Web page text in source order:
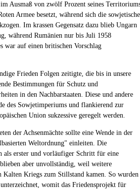
Ausmaß von zwölf Prozent seines
Armee besetzt, während sich die
Im krassen Gegensatz dazu blieb Ungarn
während Rumänien nur bis Juli 1958
war auf einen britischen Vorschlag
Frieden Folgen zeitigte, die bis in unsere
Bestimmungen für Schutz und
in den Nachbarstaaten. Diese und andere
des Sowjetimperiums und flankierend zur
Union sukzessive geregelt werden.
der Achsenmächte sollte eine Wende in der
Weltordnung" einleiten. Die
als erster und vorläufiger Schritt für eine
aber unvollständig, weil weitere
Kalten Kriegs zum Stillstand kamen. So wurden
womit das Friedensprojekt für